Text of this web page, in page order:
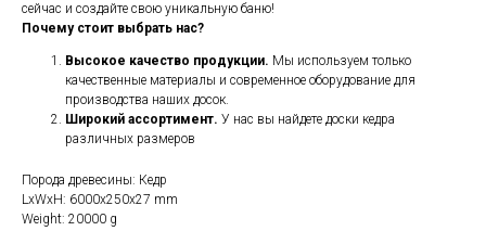
сейчас и создайте свою уникальную баню!
Почему стоит выбрать нас?
Высокое качество продукции. Мы используем только
качественные материалы и современное оборудование для
производства наших досок.
Широкий ассортимент. У нас вы найдете доски кедра
различных размеров
Порода древесины: Кедр
LxWxH: 6000x250x27 mm
Weight: 20000 g